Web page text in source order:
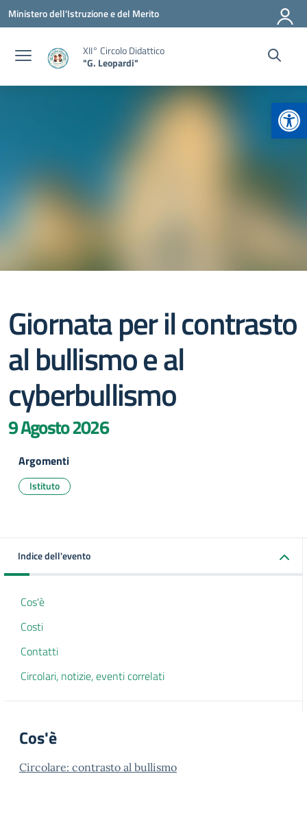
Vai ai contenuti
Vai al menu di navigazione
Vai al footer
Ministero dell'Istruzione e del Merito
XII° Circolo Didattico
"G. Leopardi"
Giornata per il contrasto
al bullismo e al
cyberbullismo
9 Agosto 2026
Argomenti
Istituto
Indice dell'evento
Cos'è
Costi
Contatti
Circolari, notizie, eventi correlati
Cos'è
Circolare: contrasto al bullismo